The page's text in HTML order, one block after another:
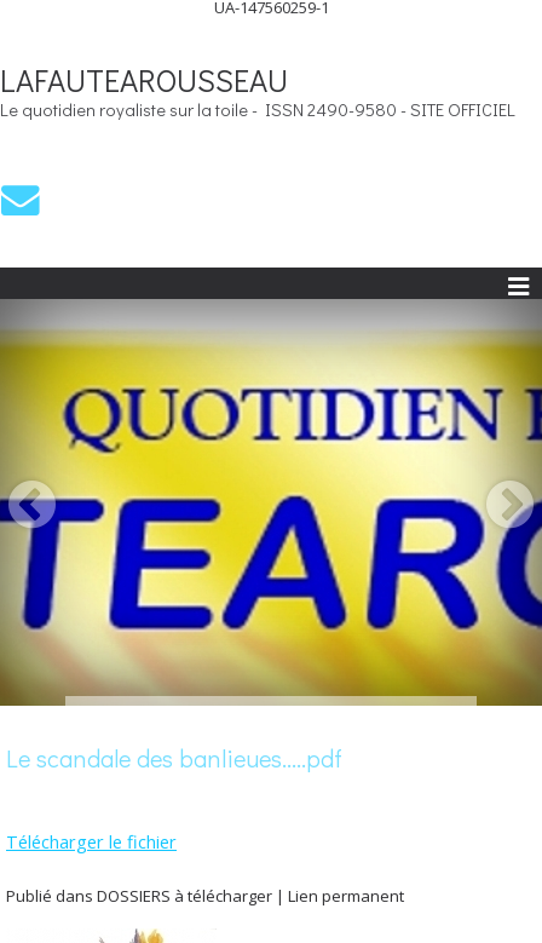
UA-147560259-1
LAFAUTEAROUSSEAU
Le quotidien royaliste sur la toile - ISSN 2490-9580 - SITE OFFICIEL
Le scandale des banlieues.....pdf
Télécharger le fichier
Publié dans DOSSIERS à télécharger | Lien permanent